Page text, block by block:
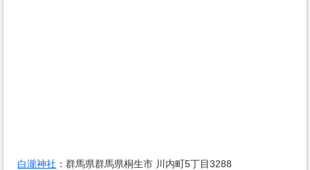
白瀧神社 ：群馬県群馬県桐生市 川内町5丁目3288